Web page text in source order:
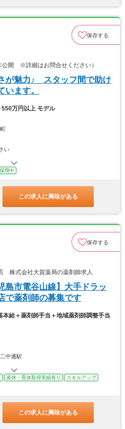
保存する
公開 ※詳細はお問合せください）
が魅力♪ スタッフ間で助け
ます。
550万円以上 モデル
い
用中
この求人に興味がある
保存する
株式会社大賀薬局の薬剤師求人
島市電谷山線】大手ドラッ
で薬剤師の募集です
本給＋薬剤師手当＋地域薬剤師調整手当
中通駅
産休・育休取得実績有り
スキルアップ
この求人に興味がある